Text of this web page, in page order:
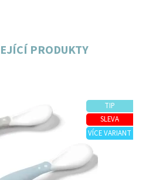
PRODUKTY
TIP
SLEVA
VÍCE VARIANT